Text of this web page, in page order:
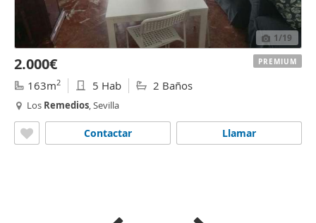
1/19
2.000€
163m2 5 Hab 2 Baños
Los Remedios, Sevilla
Llamar
Contactar
PREMIUM